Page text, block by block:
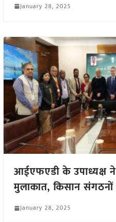
January 28, 2025
आईएफएडी के उपाध्यक्ष
मुलाकात, किसान संगठनों
January 28, 2025